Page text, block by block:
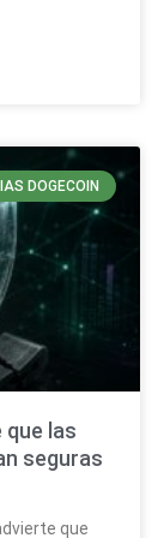
DOGECOIN
que las
seguras
que